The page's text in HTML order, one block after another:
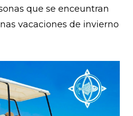
que se enceuntran
vacaciones de invierno